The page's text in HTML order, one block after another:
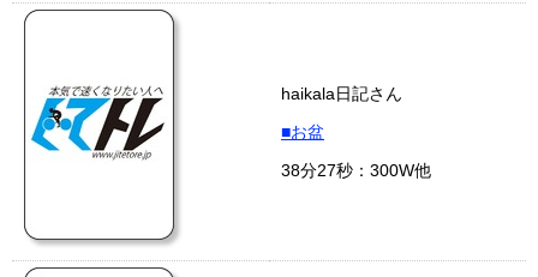
haikala日記さん
■お盆
38分27秒：300W他